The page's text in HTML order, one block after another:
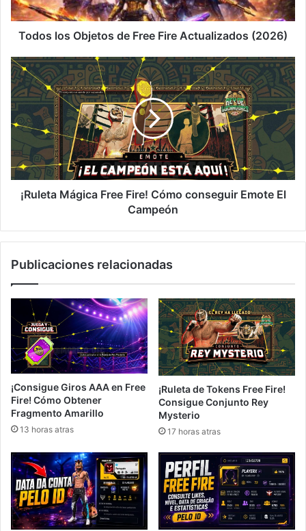
(2026)
Todos los Objetos de Free Fire Actualizados (2026)
¡Ruleta
Mágica
Free
Fire!
Cómo
conseguir
Emote
El
Campeón
¡Ruleta Mágica Free Fire! Cómo conseguir Emote El
Campeón
Publicaciones relacionadas
¡Consigue Giros AAA en Free
Fire! Cómo Obtener
Fragmento Amarillo
13 horas atras
¡Ruleta de Tokens Free Fire!
Consigue Conjunto Rey
Mysterio
17 horas atras